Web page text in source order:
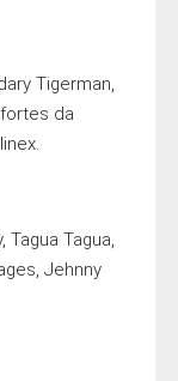
Tigerman,
da
Tagua,
Jehnny